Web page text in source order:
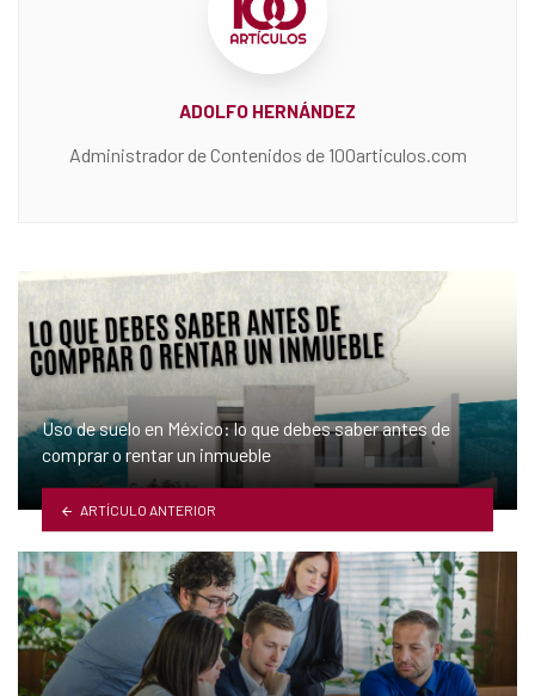
ADOLFO HERNÁNDEZ
Administrador de Contenidos de 100articulos.com
Uso de suelo en México: lo que debes saber antes de
comprar o rentar un inmueble
ARTÍCULO ANTERIOR